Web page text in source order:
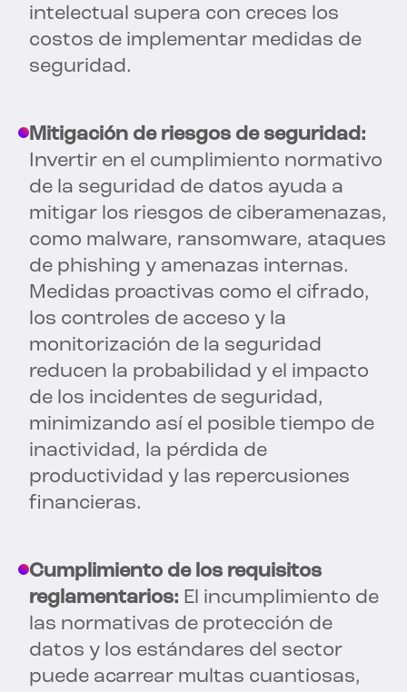
intelectual supera con creces los
costos de implementar medidas de
seguridad.
Mitigación de riesgos de seguridad:
Invertir en el cumplimiento normativo
de la seguridad de datos ayuda a
mitigar los riesgos de ciberamenazas,
como malware, ransomware, ataques
de phishing y amenazas internas.
Medidas proactivas como el cifrado,
los controles de acceso y la
monitorización de la seguridad
reducen la probabilidad y el impacto
de los incidentes de seguridad,
minimizando así el posible tiempo de
inactividad, la pérdida de
productividad y las repercusiones
financieras.
Cumplimiento de los requisitos
reglamentarios: El incumplimiento de
las normativas de protección de
datos y los estándares del sector
puede acarrear multas cuantiosas,